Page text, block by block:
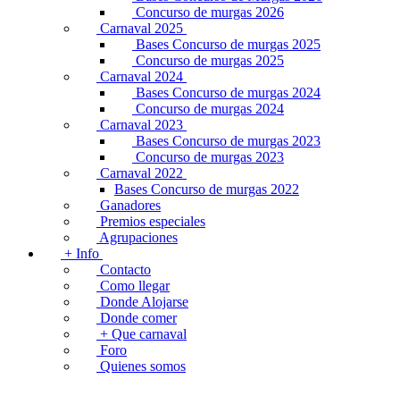
Concurso de murgas 2026
Carnaval 2025
Bases Concurso de murgas 2025
Concurso de murgas 2025
Carnaval 2024
Bases Concurso de murgas 2024
Concurso de murgas 2024
Carnaval 2023
Bases Concurso de murgas 2023
Concurso de murgas 2023
Carnaval 2022
Bases Concurso de murgas 2022
Ganadores
Premios especiales
Agrupaciones
+ Info
Contacto
Como llegar
Donde Alojarse
Donde comer
+ Que carnaval
Foro
Quienes somos